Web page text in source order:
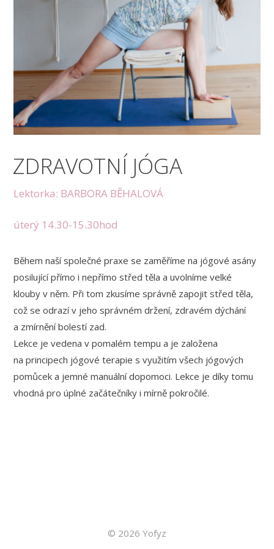
ZDRAVOTNÍ JÓGA
Lektorka: BARBORA BĚHALOVÁ
úterý 14.30-15.30hod
Během naší společné praxe se zaměříme na jógové asány
posilující přímo i nepřímo střed těla a uvolníme velké
klouby v něm. Při tom zkusíme správně zapojit střed těla,
což se odrazí v jeho správném držení, zdravém dýchání
a zmírnění bolestí zad.
Lekce je vedena v pomalém tempu a je založena
na principech jógové terapie s využitím všech jógových
pomůcek a jemné manuální dopomoci. Lekce je díky tomu
vhodná pro úplné začátečníky i mírně pokročilé.
© 2026 Yofyz